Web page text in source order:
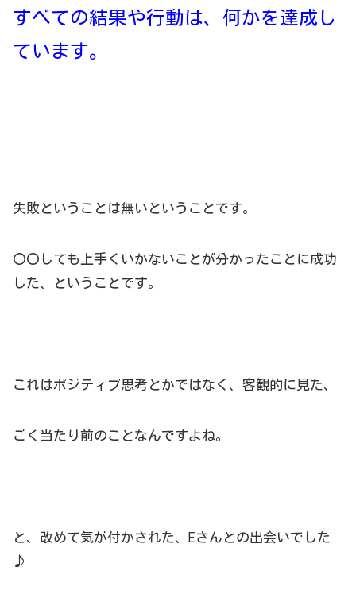
すべての結果や行動は、何かを達成し
ています。
失敗ということは無いということです。
〇〇しても上手くいかないことが分かったことに成功
した、ということです。
これはポジティブ思考とかではなく、客観的に見た、
ごく当たり前のことなんですよね。
と、改めて気が付かされた、Eさんとの出会いでした
♪